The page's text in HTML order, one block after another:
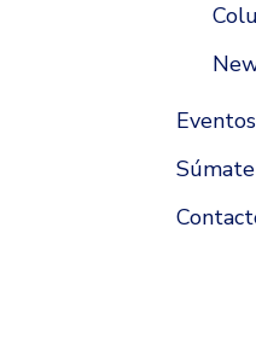
Eventos
Súmate